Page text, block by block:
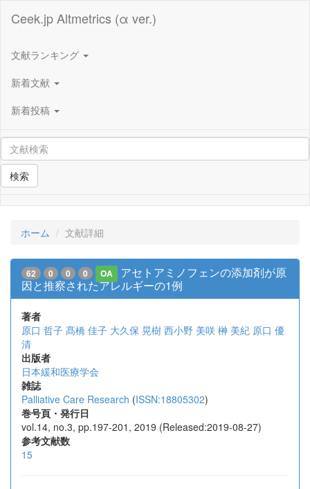
Ceek.jp Altmetrics (α ver.)
文献ランキング
新着文献
新着投稿
検索
ホーム 文献詳細
62 0 0 0 OA
アセトアミノフェンの添加剤が原
因と推察されたアレルギーの1例
著者
原口 哲子 髙橋 佳子 大久保 晃樹 西小野 美咲 榊 美紀 原口 優
清
出版者
日本緩和医療学会
雑誌
Palliative Care Research (ISSN:18805302)
巻号頁・発行日
vol.14, no.3, pp.197-201, 2019 (Released:2019-08-27)
参考文献数
15